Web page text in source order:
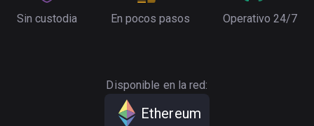
Sin custodia En pocos pasos Operativo 24/7
Disponible en la red:
Ethereum